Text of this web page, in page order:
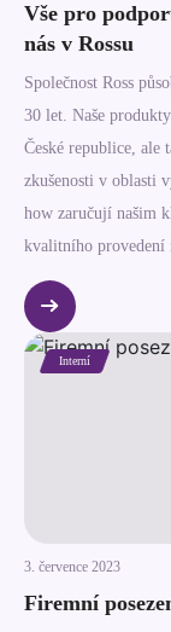
Vše pro
nás v Rossu
Společnost Ross
30 let. Naše
České republice, ale
zkušenosti v oblasti
how zaručují našim
kvalitního provedení
podpořit prodej.
zastřešující
světelné reklamy,
obrazovky a mnohé
konkrétně ze 3
práškovým plastem
Interní
3. července 2023
Firemní